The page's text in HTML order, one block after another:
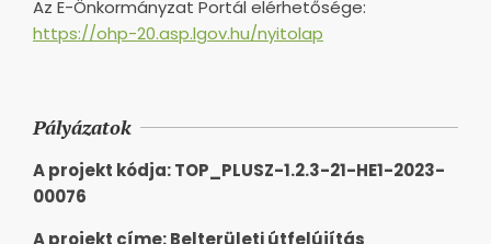
Az E-Önkormányzat Portál elérhetősége:
https://ohp-20.asp.lgov.hu/nyitolap
Pályázatok
A projekt kódja: TOP_PLUSZ-1.2.3-21-HE1-2023-
00076
A projekt címe: Belterületi útfelújítás